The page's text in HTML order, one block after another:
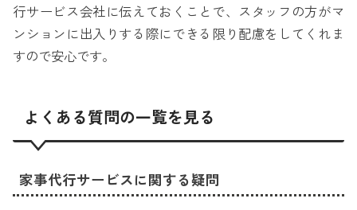
行サービス会社に伝えておくことで、スタッフの方がマ
ンションに出入りする際にできる限り配慮をしてくれま
すので安心です。
よくある質問の一覧を見る
家事代行サービスに関する疑問